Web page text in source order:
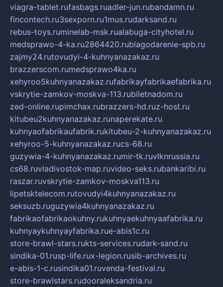
viagra-tablet.rufasbags.ruadler-jun.rubandamn.ru
fincontech.ru3sexporn.ru1mus.rudarksand.ru
rebus-toys.ruminelab-msk.rualabuga-cityhotel.ru
medsprawo-4-ka.ru2864420.rublagodarenie-spb.ru
zajmy24.rutovudyi-4-kuhnyanazakaz.ru
brazzerscom.rumedsprawo4ka.ru
xehyroo5kuhnyanazakaz.rufabrikayfabrikaefabrika.ru
vskrytie-zamkov-moskva-113.rubiletnadom.ru
zed-online.rupimchax.rubrazzers-hd.ruz-host.ru
kitubeu2kuhnyanazakaz.runaperekate.ru
kuhnyaofabrikaufabrik.rukitubeu-2-kuhnyanazakaz.ru
xehyroo-5-kuhnyanazakaz.rucs-68.ru
guzywia-4-kuhnyanazakaz.rumir-tk.ruvlknrussia.ru
cs68.ruvladivostok-map.ruvideo-seks.rubankaribi.ru
raszar.ruvskrytie-zamkov-moskva113.ru
lipetsktelecom.rutovudyi4kuhnyanazakaz.ru
seksuzb.ruguzywia4kuhnyanazakaz.ru
fabrikaofabrikaokuhny.rukuhnyaekuhnyaafabrika.ru
kuhnyaykuhnyayfabrika.rue-abis1c.ru
store-brawl-stars.rukts-services.rudark-sand.ru
sindika-01.rusp-life.rux-legion.rusib-archives.ru
e-abis-1-c.rusindika01.ruvenda-festival.ru
store-brawlstars.rudooraleksandria.ru